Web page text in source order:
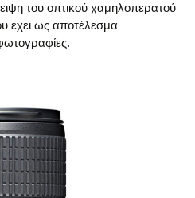
του οπτικού χαμηλοπερατού
έχει ως αποτέλεσμα